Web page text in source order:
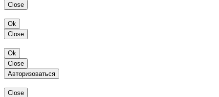
Close
Ok
Close
Ok
Close
Авторизоваться
Close